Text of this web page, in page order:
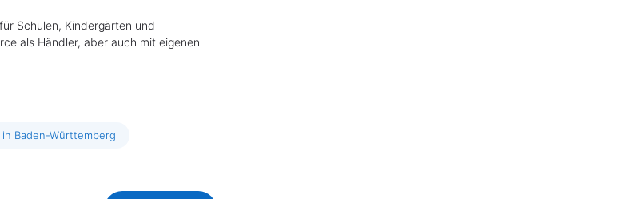
Schulen, Kindergärten und
als Händler, aber auch mit eigenen
in Baden-Württemberg